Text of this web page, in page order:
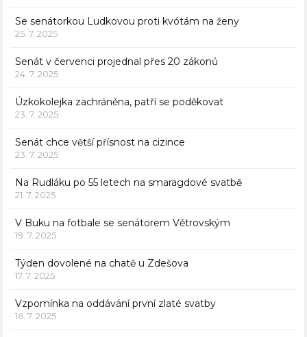
Se senátorkou Ludkovou proti kvótám na ženy
25. 7. 2025
Senát v červenci projednal přes 20 zákonů
24. 7. 2025
Úzkokolejka zachráněna, patří se poděkovat
23. 7. 2025
Senát chce větší přísnost na cizince
23. 7. 2025
Na Rudláku po 55 letech na smaragdové svatbě
21. 7. 2025
V Buku na fotbale se senátorem Větrovským
19. 7. 2025
Týden dovolené na chatě u Zdešova
17. 7. 2025
Vzpomínka na oddávání první zlaté svatby
16. 7. 2025